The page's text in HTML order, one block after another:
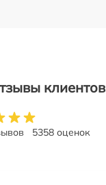
клиентов
5358 оценок